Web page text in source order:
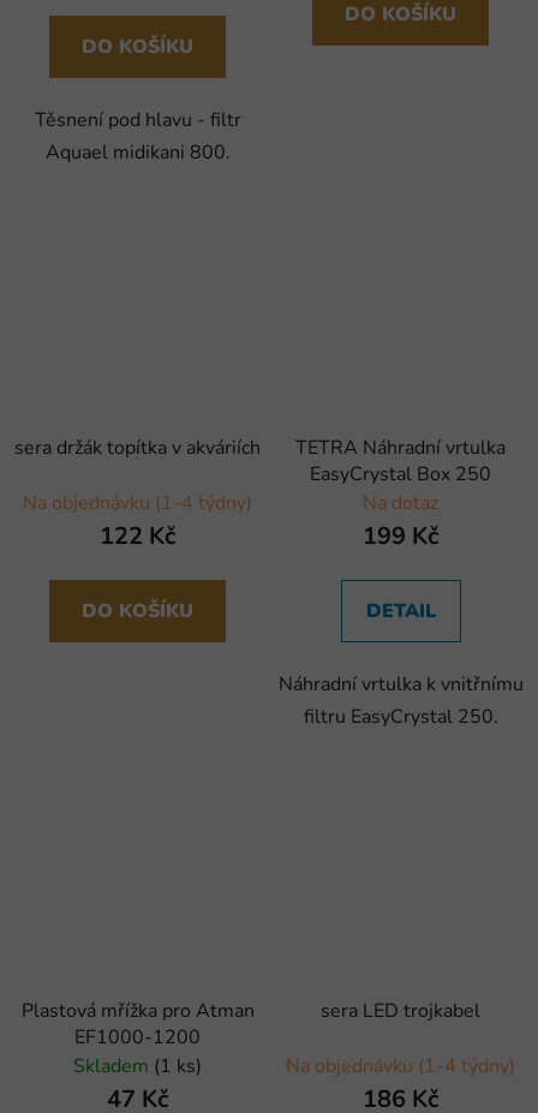
DO KOŠÍKU
Těsnení pod hlavu - filtr
Aquael midikani 800.
DO KOŠÍKU
sera držák topítka v akváriích
Na objednávku (1-4 týdny)
122 Kč
DO KOŠÍKU
TETRA Náhradní vrtulka
EasyCrystal Box 250
Na dotaz
199 Kč
DETAIL
Náhradní vrtulka k vnitřnímu
filtru EasyCrystal 250.
Plastová mřížka pro Atman
EF1000-1200
Skladem (1 ks)
47 Kč
sera LED trojkabel
Na objednávku (1-4 týdny)
186 Kč